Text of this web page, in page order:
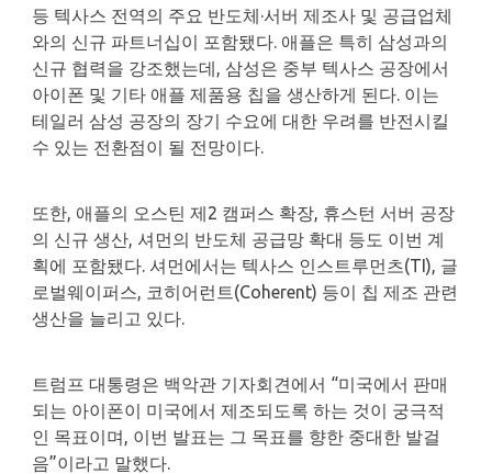
등 텍사스 전역의 주요 반도체·서버 제조사 및 공급업체
와의 신규 파트너십이 포함됐다. 애플은 특히 삼성과의
신규 협력을 강조했는데, 삼성은 중부 텍사스 공장에서
아이폰 및 기타 애플 제품용 칩을 생산하게 된다. 이는
테일러 삼성 공장의 장기 수요에 대한 우려를 반전시킬
수 있는 전환점이 될 전망이다.
또한, 애플의 오스틴 제2 캠퍼스 확장, 휴스턴 서버 공장
의 신규 생산, 셔먼의 반도체 공급망 확대 등도 이번 계
획에 포함됐다. 셔먼에서는 텍사스 인스트루먼츠(TI), 글
로벌웨이퍼스, 코히어런트(Coherent) 등이 칩 제조 관련
생산을 늘리고 있다.
트럼프 대통령은 백악관 기자회견에서 “미국에서 판매
되는 아이폰이 미국에서 제조되도록 하는 것이 궁극적
인 목표이며, 이번 발표는 그 목표를 향한 중대한 발걸
음”이라고 말했다.